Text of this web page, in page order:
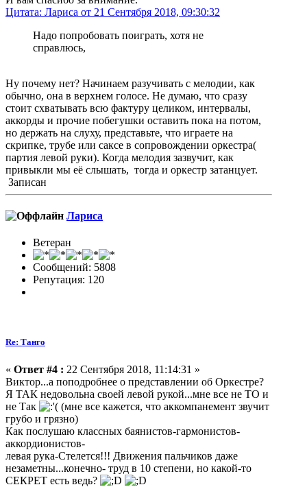
Цитата: Лариса от 21 Сентября 2018, 09:30:32
Надо попробовать поиграть, хотя не
справлюсь,
Ну почему нет? Начинаем разучивать с мелодии, как
обычно, она в верхнем голосе. Не думаю, что сразу
стоит схватывать всю фактуру целиком, интервалы,
аккорды и прочие побегушки оставить пока на потом,
но держать на слуху, представьте, что играете на
скрипке, трубе или саксе в сопровождении оркестра(
партия левой руки). Когда мелодия зазвучит, как
привыкли мы её слышать, тогда и оркестр затанцует.
Записан
Лариса
Ветеран
Сообщений: 5808
Репутация: 120
Re: Танго
« Ответ #4 : 22 Сентября 2018, 11:14:31 »
Виктор...а поподробнее о представлении об Оркестре?
Я ТАК недовольна своей левой рукой...мне все не ТО и
не Так
(мне все кажется, что аккомпанемент звучит
грубо и грязно)
Как послушаю классных баянистов-гармонистов-
аккордионистов-
левая рука-Стелется!!! Движения пальчиков даже
незаметны...конечно- труд в 10 степени, но какой-то
СЕКРЕТ есть ведь?